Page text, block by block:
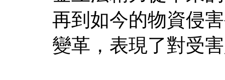
再到如今的物資侵
變革，表現了對受